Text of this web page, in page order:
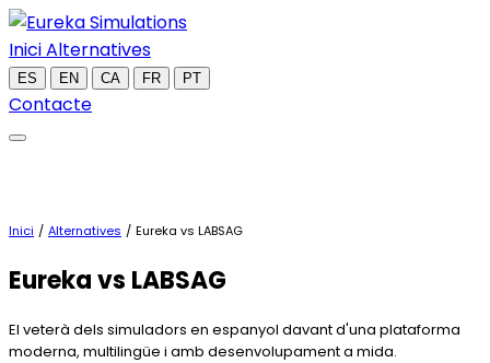
IniciAlternatives
ES EN CA FR PT
Contacte
Inici / Alternatives / Eureka vs LABSAG
Eurekavs LABSAG
El veterà dels simuladors en espanyol davant d'una plataforma
moderna, multilingüe i amb desenvolupament a mida.